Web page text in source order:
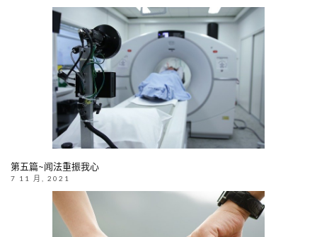
第五篇~闻法重振我心
7 11 月, 2021